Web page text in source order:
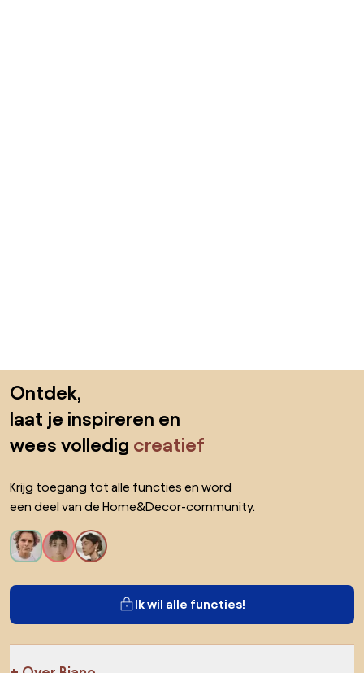
Ontdek,
laat je inspireren en
wees volledig creatief
Krijg toegang tot alle functies en word
een deel van de Home&Decor-community.
Ik wil alle functies!